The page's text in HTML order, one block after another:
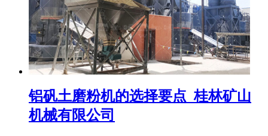
铝矾土磨粉机的选择要点_桂林矿山
机械有限公司